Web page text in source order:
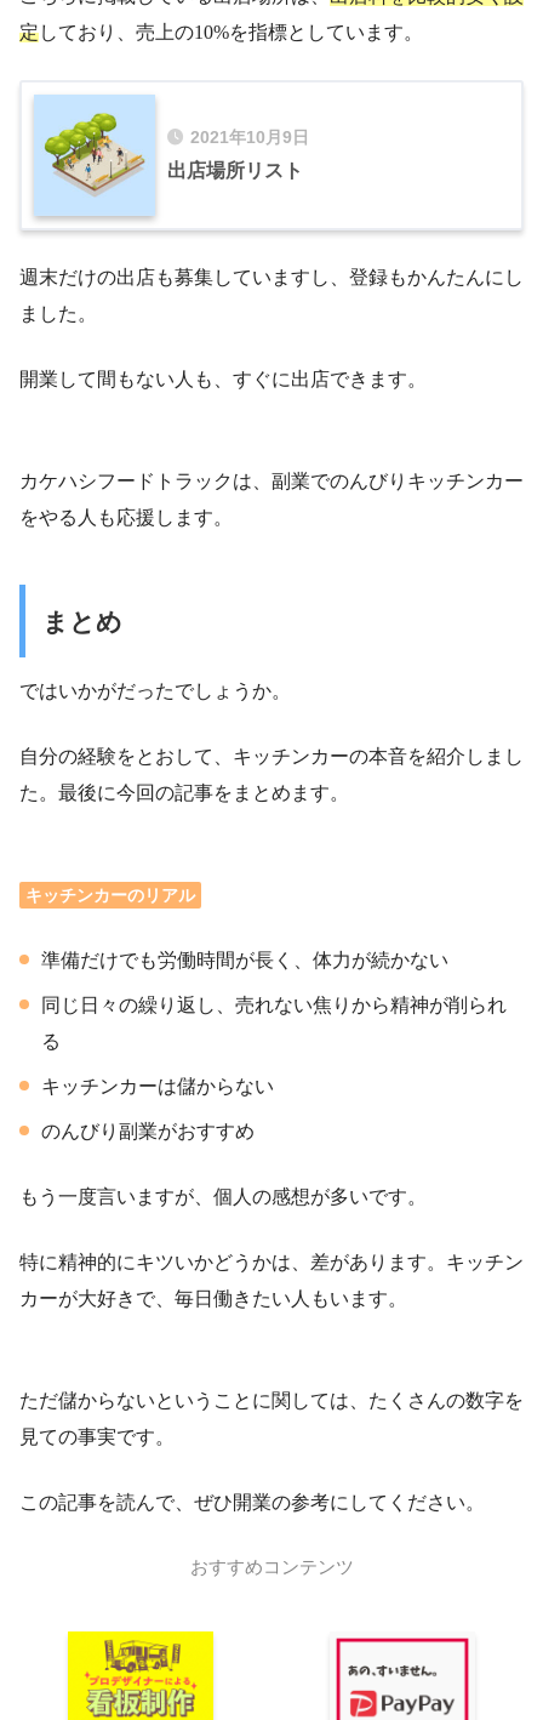
定しており、売上の10%を指標としています。
2021年10月9日
出店場所リスト
週末だけの出店も募集していますし、登録もかんたんにし
ました。
開業して間もない人も、すぐに出店できます。
カケハシフードトラックは、副業でのんびりキッチンカー
をやる人も応援します。
まとめ
ではいかがだったでしょうか。
自分の経験をとおして、キッチンカーの本音を紹介しまし
た。最後に今回の記事をまとめます。
キッチンカーのリアル
準備だけでも労働時間が長く、体力が続かない
同じ日々の繰り返し、売れない焦りから精神が削られ
る
キッチンカーは儲からない
のんびり副業がおすすめ
もう一度言いますが、個人の感想が多いです。
特に精神的にキツいかどうかは、差があります。キッチン
カーが大好きで、毎日働きたい人もいます。
ただ儲からないということに関しては、たくさんの数字を
見ての事実です。
この記事を読んで、ぜひ開業の参考にしてください。
おすすめコンテンツ